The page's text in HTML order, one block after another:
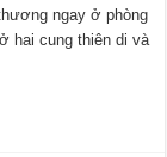
ngay ở phòng
hai cung thiên di và